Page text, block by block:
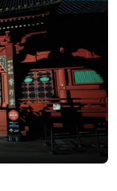
おり、選手たちと同じ
接しています。
で、お出かけの際は事
ます。